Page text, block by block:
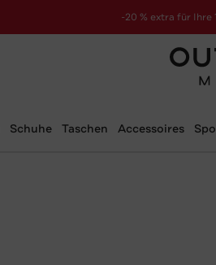
-20 % extra für Ihre
Schuhe Taschen Accessoires